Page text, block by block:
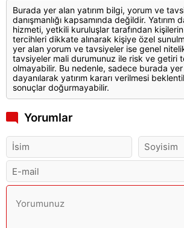
Burada yer alan yatırım bilgi, yorum ve
danışmanlığı kapsamında değildir. Yatırım
hizmeti, yetkili kuruluşlar tarafından
tercihleri dikkate alınarak kişiye özel
yer alan yorum ve tavsiyeler ise genel
tavsiyeler mali durumunuz ile risk ve getiri
olmayabilir. Bu nedenle, sadece burada
dayanılarak yatırım kararı verilmesi
sonuçlar doğurmayabilir.
Yorumlar